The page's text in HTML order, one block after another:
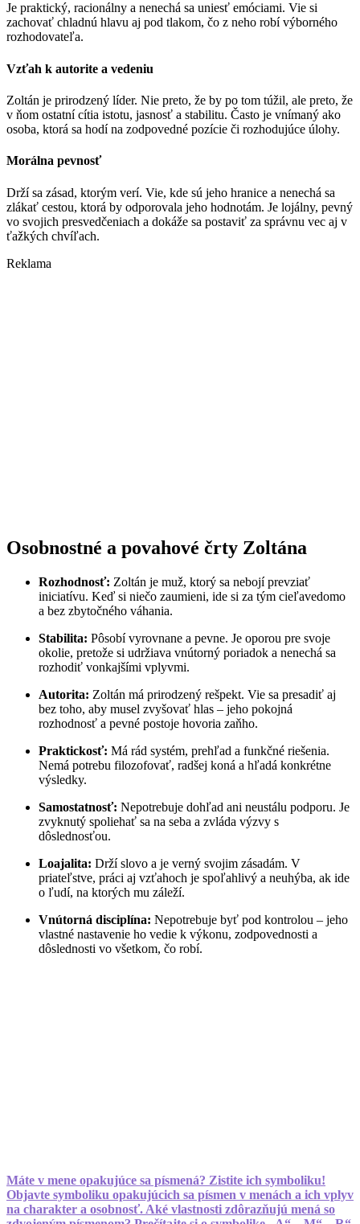
Je praktický, racionálny a nenechá sa uniesť emóciami. Vie si
zachovať chladnú hlavu aj pod tlakom, čo z neho robí výborného
rozhodovateľa.
Vzťah k autorite a vedeniu
Zoltán je prirodzený líder. Nie preto, že by po tom túžil, ale preto, že
v ňom ostatní cítia istotu, jasnosť a stabilitu. Často je vnímaný ako
osoba, ktorá sa hodí na zodpovedné pozície či rozhodujúce úlohy.
Morálna pevnosť
Drží sa zásad, ktorým verí. Vie, kde sú jeho hranice a nenechá sa
zlákať cestou, ktorá by odporovala jeho hodnotám. Je lojálny, pevný
vo svojich presvedčeniach a dokáže sa postaviť za správnu vec aj v
ťažkých chvíľach.
Reklama
Osobnostné a povahové črty Zoltána
Rozhodnosť: Zoltán je muž, ktorý sa nebojí prevziať
iniciatívu. Keď si niečo zaumieni, ide si za tým cieľavedomo
a bez zbytočného váhania.
Stabilita: Pôsobí vyrovnane a pevne. Je oporou pre svoje
okolie, pretože si udržiava vnútorný poriadok a nenechá sa
rozhodiť vonkajšími vplyvmi.
Autorita: Zoltán má prirodzený rešpekt. Vie sa presadiť aj
bez toho, aby musel zvyšovať hlas – jeho pokojná
rozhodnosť a pevné postoje hovoria zaňho.
Praktickosť: Má rád systém, prehľad a funkčné riešenia.
Nemá potrebu filozofovať, radšej koná a hľadá konkrétne
výsledky.
Samostatnosť: Nepotrebuje dohľad ani neustálu podporu. Je
zvyknutý spoliehať sa na seba a zvláda výzvy s
dôslednosťou.
Loajalita: Drží slovo a je verný svojim zásadám. V
priateľstve, práci aj vzťahoch je spoľahlivý a neuhýba, ak ide
o ľudí, na ktorých mu záleží.
Vnútorná disciplína: Nepotrebuje byť pod kontrolou – jeho
vlastné nastavenie ho vedie k výkonu, zodpovednosti a
dôslednosti vo všetkom, čo robí.
Máte v mene opakujúce sa písmená? Zistite ich symboliku!
Objavte symboliku opakujúcich sa písmen v menách a ich vplyv
na charakter a osobnosť. Aké vlastnosti zdôrazňujú mená so